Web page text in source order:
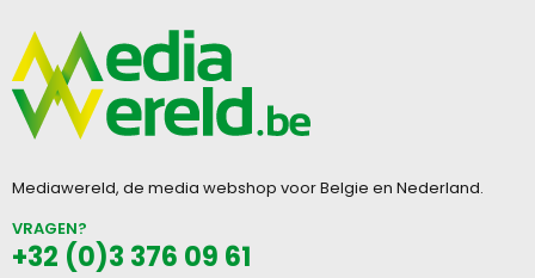
Mediawereld, de media webshop voor Belgie en Nederland.
VRAGEN?
+32 (0)3 376 09 61